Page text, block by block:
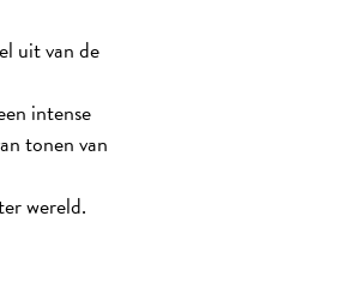
uit van de
intense
tonen van
wereld.